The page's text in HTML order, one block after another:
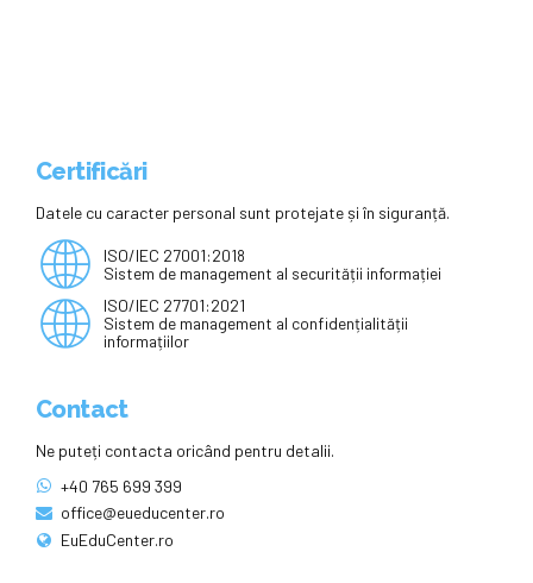
Certificări
Datele cu caracter personal sunt protejate și în siguranță.
ISO/IEC 27001:2018
Sistem de management al securității informației
ISO/IEC 27701:2021
Sistem de management al confidențialității
informațiilor
Contact
Ne puteți contacta oricând pentru detalii.
+40 765 699 399
office@eueducenter.ro
EuEduCenter.ro